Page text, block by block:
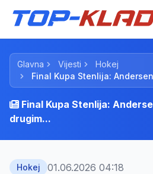
Glavna Vijesti
Hokej
Final Kupa Stenlija:
Final Kupa Stenlija:
drugim...
Hokej 01.06.2026 04:18